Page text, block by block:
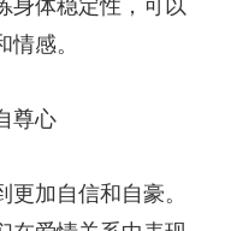
身体稳定性，可以
感。
尊心
加自信和自豪。